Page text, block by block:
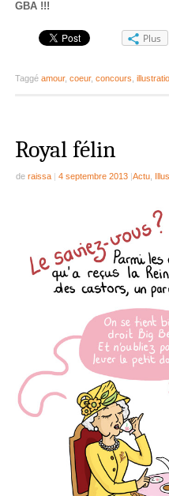
GBA !!!
Plus
Taggé amour, coeur, concours
Royal félin
de raissa | 4 septembre 2013 |Actu,